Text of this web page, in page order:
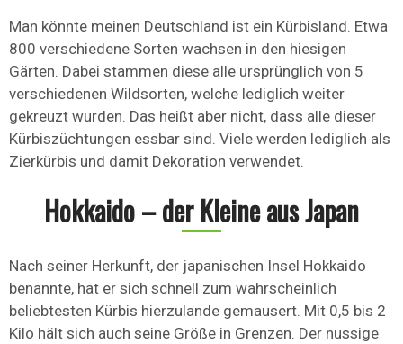
Man könnte meinen Deutschland ist ein Kürbisland. Etwa
800 verschiedene Sorten wachsen in den hiesigen
Gärten. Dabei stammen diese alle ursprünglich von 5
verschiedenen Wildsorten, welche lediglich weiter
gekreuzt wurden. Das heißt aber nicht, dass alle dieser
Kürbiszüchtungen essbar sind. Viele werden lediglich als
Zierkürbis und damit Dekoration verwendet.
Hokkaido – der Kleine aus Japan
Nach seiner Herkunft, der japanischen Insel Hokkaido
benannte, hat er sich schnell zum wahrscheinlich
beliebtesten Kürbis hierzulande gemausert. Mit 0,5 bis 2
Kilo hält sich auch seine Größe in Grenzen. Der nussige